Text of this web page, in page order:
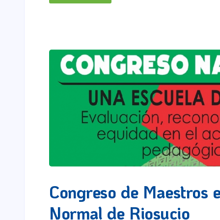
Congreso de Maestros
Normal de Riosucio